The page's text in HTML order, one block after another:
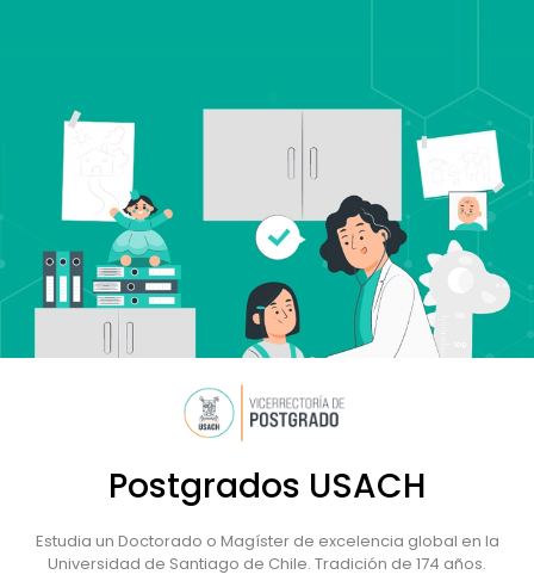
Postgrados USACH
Estudia un Doctorado o Magíster de excelencia global en la
Universidad de Santiago de Chile. Tradición de 174 años.